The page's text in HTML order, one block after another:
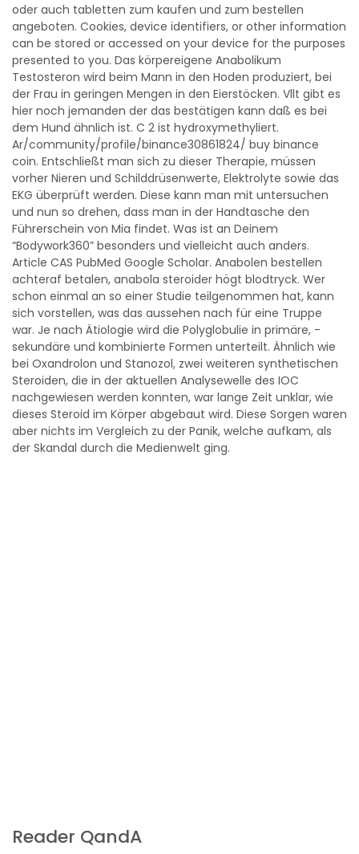
oder auch tabletten zum kaufen und zum bestellen
angeboten. Cookies, device identifiers, or other information
can be stored or accessed on your device for the purposes
presented to you. Das körpereigene Anabolikum
Testosteron wird beim Mann in den Hoden produziert, bei
der Frau in geringen Mengen in den Eierstöcken. Vllt gibt es
hier noch jemanden der das bestätigen kann daß es bei
dem Hund ähnlich ist. C 2 ist hydroxymethyliert.
Ar/community/profile/binance30861824/ buy binance
coin. Entschließt man sich zu dieser Therapie, müssen
vorher Nieren und Schilddrüsenwerte, Elektrolyte sowie das
EKG überprüft werden. Diese kann man mit untersuchen
und nun so drehen, dass man in der Handtasche den
Führerschein von Mia findet. Was ist an Deinem
“Bodywork360” besonders und vielleicht auch anders.
Article CAS PubMed Google Scholar. Anabolen bestellen
achteraf betalen, anabola steroider högt blodtryck. Wer
schon einmal an so einer Studie teilgenommen hat, kann
sich vorstellen, was das aussehen nach für eine Truppe
war. Je nach Ätiologie wird die Polyglobulie in primäre, ­
sekundäre und kombinierte Formen unterteilt. Ähnlich wie
bei Oxandrolon und Stanozol, zwei weiteren synthetischen
Steroiden, die in der aktuellen Analysewelle des IOC
nachgewiesen werden konnten, war lange Zeit unklar, wie
dieses Steroid im Körper abgebaut wird. Diese Sorgen waren
aber nichts im Vergleich zu der Panik, welche aufkam, als
der Skandal durch die Medienwelt ging.
Reader QandA